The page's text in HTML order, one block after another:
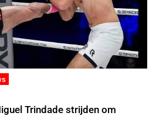
Trindade strijden om